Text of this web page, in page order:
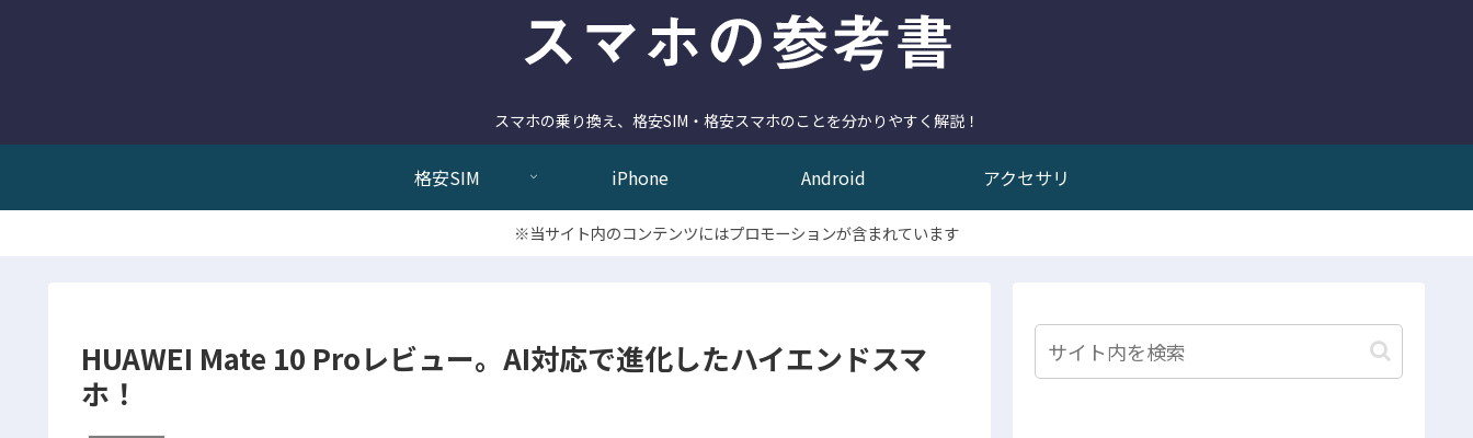
スマホの乗り換え、格安SIM・格安スマホのことを分かりやすく解説！
格安SIM iPhone Android アクセサリ
※当サイト内のコンテンツにはプロモーションが含まれています
HUAWEI Mate 10 Proレビュー。AI対応で進化したハイエンドスマ
ホ！